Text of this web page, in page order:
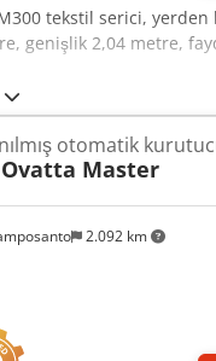
M300 tekstil serici,
genişlik 2,04 metre,
2.092 km
otomatik
Ovatta Master